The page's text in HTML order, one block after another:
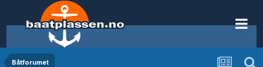
Båtforumet